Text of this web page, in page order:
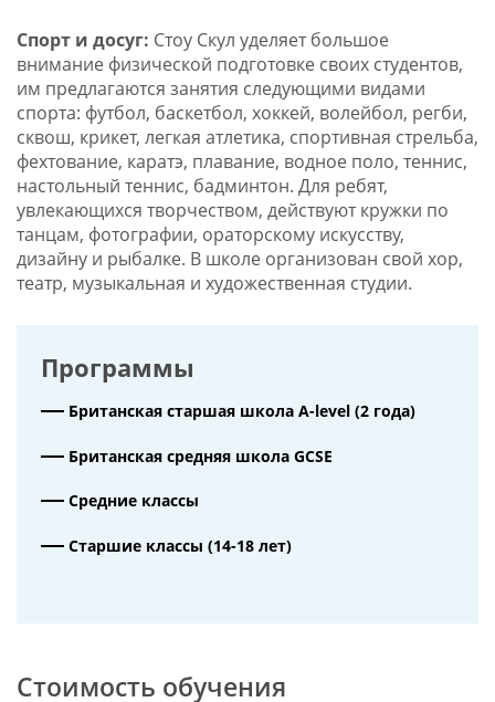
Спорт и досуг: Стоу Скул уделяет большое
внимание физической подготовке своих студентов,
им предлагаются занятия следующими видами
спорта: футбол, баскетбол, хоккей, волейбол, регби,
сквош, крикет, легкая атлетика, спортивная стрельба,
фехтование, каратэ, плавание, водное поло, теннис,
настольный теннис, бадминтон. Для ребят,
увлекающихся творчеством, действуют кружки по
танцам, фотографии, ораторскому искусству,
дизайну и рыбалке. В школе организован свой хор,
театр, музыкальная и художественная студии.
Программы
Британская старшая школа A-level (2 года)
Британская средняя школа GCSE
Средние классы
Старшие классы (14-18 лет)
Стоимость обучения